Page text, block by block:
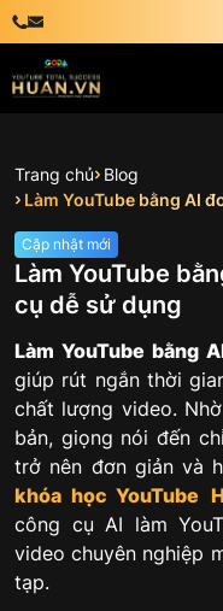
Trang chủ Blog
Làm YouTube bằng AI
Cập nhật mới
Làm YouTube
cụ dễ sử dụng
Làm YouTube bằng
giúp rút ngắn thời
chất lượng video.
bản, giọng nói đến
trở nên đơn giản và
khóa học YouTube
công cụ AI làm
video chuyên nghiệp
tạp.